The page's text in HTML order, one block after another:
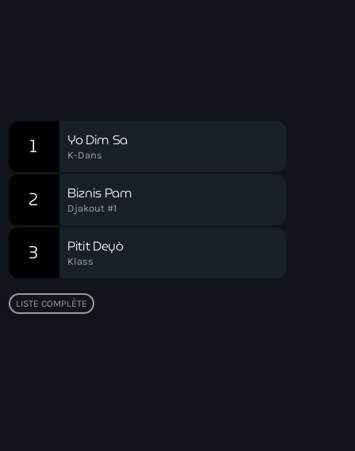
1 Yo Dim Sa
K-Dans
2 Biznis Pam
Djakout #1
3 Pitit Deyò
Klass
LISTE COMPLÈTE